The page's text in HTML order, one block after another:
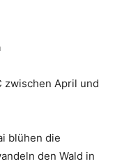
zwischen April und
blühen die
den Wald in